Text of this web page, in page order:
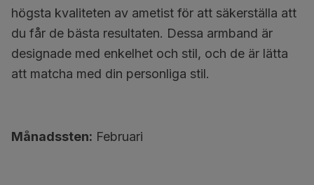
högsta kvaliteten av ametist för att säkerställa att
du får de bästa resultaten. Dessa armband är
designade med enkelhet och stil, och de är lätta
att matcha med din personliga stil.
Månadssten: Februari